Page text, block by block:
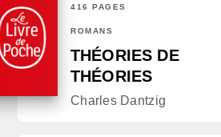
416 PAGES
ROMANS
THÉORIES DE
THÉORIES
Charles Dantzig